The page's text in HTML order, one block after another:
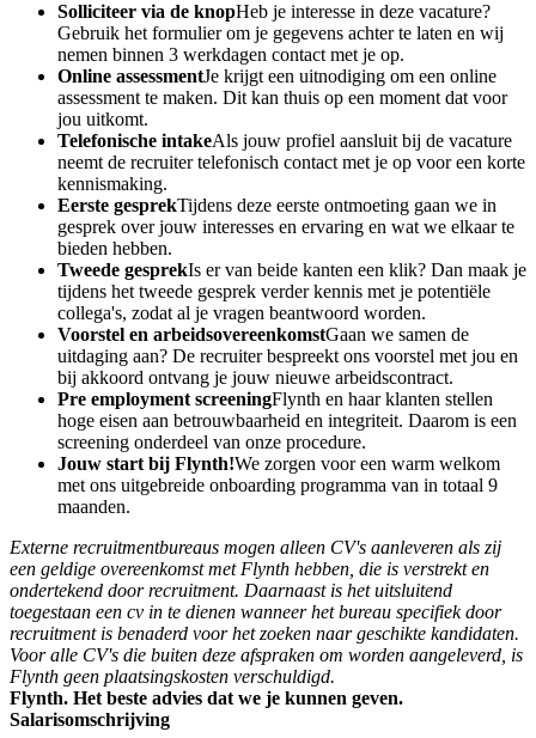
Solliciteer via de knopHeb je interesse in deze vacature?
Gebruik het formulier om je gegevens achter te laten en wij
nemen binnen 3 werkdagen contact met je op.
Online assessmentJe krijgt een uitnodiging om een online
assessment te maken. Dit kan thuis op een moment dat voor
jou uitkomt.
Telefonische intakeAls jouw profiel aansluit bij de vacature
neemt de recruiter telefonisch contact met je op voor een korte
kennismaking.
Eerste gesprekTijdens deze eerste ontmoeting gaan we in
gesprek over jouw interesses en ervaring en wat we elkaar te
bieden hebben.
Tweede gesprekIs er van beide kanten een klik? Dan maak je
tijdens het tweede gesprek verder kennis met je potentiële
collega's, zodat al je vragen beantwoord worden.
Voorstel en arbeidsovereenkomstGaan we samen de
uitdaging aan? De recruiter bespreekt ons voorstel met jou en
bij akkoord ontvang je jouw nieuwe arbeidscontract.
Pre employment screeningFlynth en haar klanten stellen
hoge eisen aan betrouwbaarheid en integriteit. Daarom is een
screening onderdeel van onze procedure.
Jouw start bij Flynth!We zorgen voor een warm welkom
met ons uitgebreide onboarding programma van in totaal 9
maanden.
Externe recruitmentbureaus mogen alleen CV's aanleveren als zij
een geldige overeenkomst met Flynth hebben, die is verstrekt en
ondertekend door recruitment. Daarnaast is het uitsluitend
toegestaan een cv in te dienen wanneer het bureau specifiek door
recruitment is benaderd voor het zoeken naar geschikte kandidaten.
Voor alle CV's die buiten deze afspraken om worden aangeleverd, is
Flynth geen plaatsingskosten verschuldigd.
Flynth. Het beste advies dat we je kunnen geven.
Salarisomschrijving